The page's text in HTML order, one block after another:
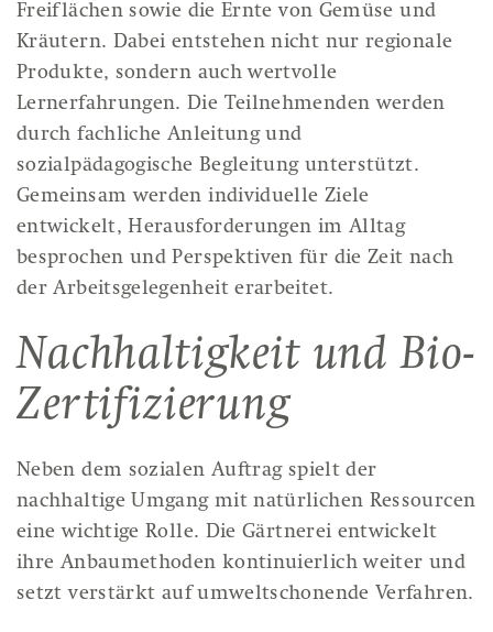
Freiflächen sowie die Ernte von Gemüse und
Kräutern. Dabei entstehen nicht nur regionale
Produkte, sondern auch wertvolle
Lernerfahrungen. Die Teilnehmenden werden
durch fachliche Anleitung und
sozialpädagogische Begleitung unterstützt.
Gemeinsam werden individuelle Ziele
entwickelt, Herausforderungen im Alltag
besprochen und Perspektiven für die Zeit nach
der Arbeitsgelegenheit erarbeitet.
Nachhaltigkeit und Bio-
Zertifizierung
Neben dem sozialen Auftrag spielt der
nachhaltige Umgang mit natürlichen Ressourcen
eine wichtige Rolle. Die Gärtnerei entwickelt
ihre Anbaumethoden kontinuierlich weiter und
setzt verstärkt auf umweltschonende Verfahren.